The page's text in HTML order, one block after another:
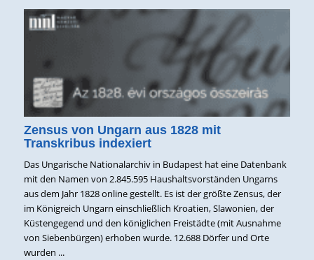
Zensus von Ungarn aus 1828 mit
Transkribus indexiert
Das Ungarische Nationalarchiv in Budapest hat eine Datenbank
mit den Namen von 2.845.595 Haushaltsvorständen Ungarns
aus dem Jahr 1828 online gestellt. Es ist der größte Zensus, der
im Königreich Ungarn einschließlich Kroatien, Slawonien, der
Küstengegend und den königlichen Freistädte (mit Ausnahme
von Siebenbürgen) erhoben wurde. 12.688 Dörfer und Orte
wurden ...